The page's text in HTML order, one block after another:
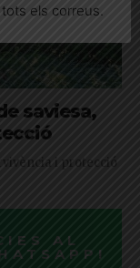
saviesa,
i protecció
AL
tots els correus.